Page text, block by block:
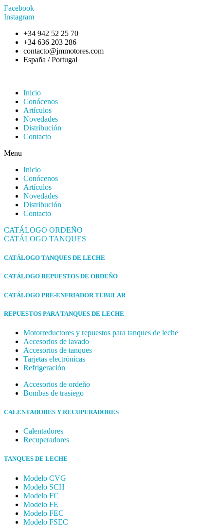
Facebook
Instagram
+34 942 52 25 70
+34 636 203 286
contacto@jmmotores.com
España / Portugal
Inicio
Conócenos
Artículos
Novedades
Distribución
Contacto
Menu
Inicio
Conócenos
Artículos
Novedades
Distribución
Contacto
CATÁLOGO ORDEÑO
CATÁLOGO TANQUES
CATÁLOGO TANQUES DE LECHE
CATÁLOGO REPUESTOS DE ORDEÑO
CATÁLOGO PRE-ENFRIADOR TUBULAR
REPUESTOS PARA TANQUES DE LECHE
Motorreductores y repuestos para tanques de leche
Accesorios de lavado
Accesorios de tanques
Tarjetas electrónicas
Refrigeración
Accesorios de ordeño
Bombas de trasiego
CALENTADORES Y RECUPERADORES
Calentadores
Recuperadores
TANQUES DE LECHE
Modelo CVG
Modelo SCH
Modelo FC
Modelo FE
Modelo FEC
Modelo FSEC